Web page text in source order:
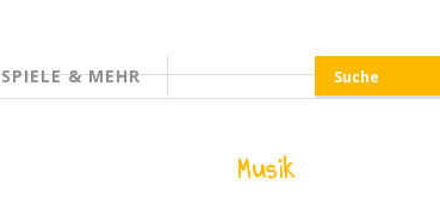
SPIELE & MEHR
Musik